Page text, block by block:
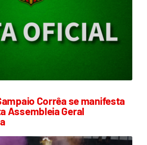
Corrêa se manifesta
Assembleia Geral